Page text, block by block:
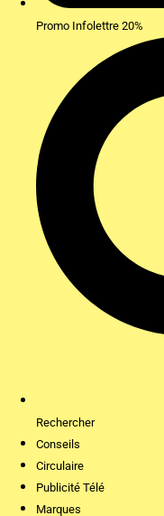
Promo Infolettre 20%
Rechercher
Conseils
Circulaire
Publicité Télé
Marques